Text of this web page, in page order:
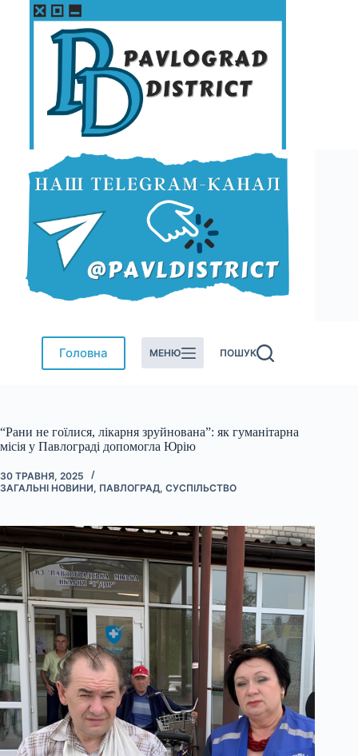
Перейти
Головна МЕНЮ ПОШУК
“Рани не гоїлися, лікарня зруйнована”: як гуманітарна
місія у Павлограді допомогла Юрію
30 ТРАВНЯ, 2025
ЗАГАЛЬНІ НОВИНИ, ПАВЛОГРАД, СУСПІЛЬСТВО